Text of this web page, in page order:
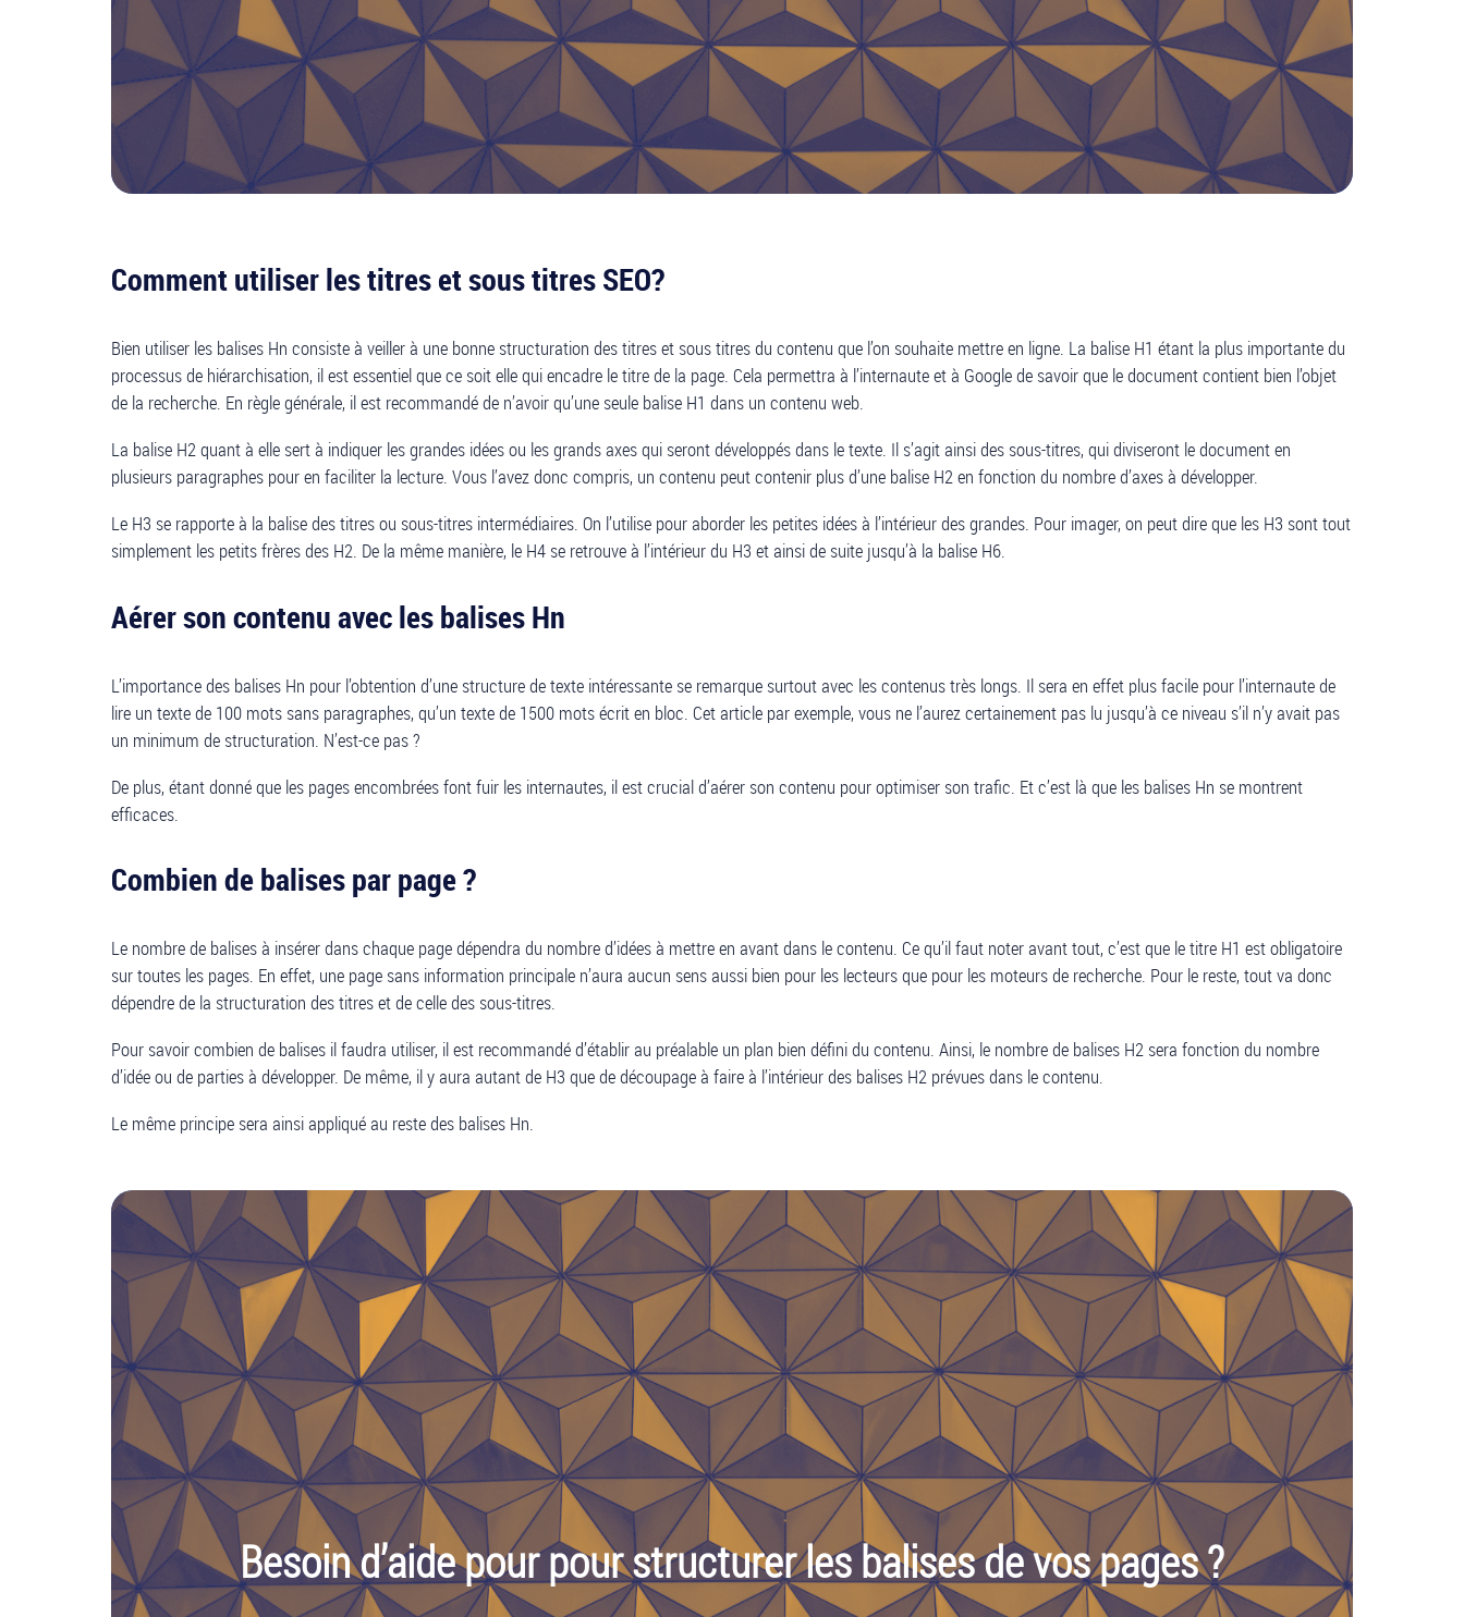
Comment utiliser les titres et sous titres SEO?
Bien utiliser les balises Hn consiste à veiller à une bonne structuration des titres et sous titres du contenu que l’on souhaite mettre en ligne. La balise H1 étant la plus importante du
processus de hiérarchisation, il est essentiel que ce soit elle qui encadre le titre de la page. Cela permettra à l’internaute et à Google de savoir que le document contient bien l’objet
de la recherche. En règle générale, il est recommandé de n’avoir qu’une seule balise H1 dans un contenu web.
La balise H2 quant à elle sert à indiquer les grandes idées ou les grands axes qui seront développés dans le texte. Il s’agit ainsi des sous-titres, qui diviseront le document en
plusieurs paragraphes pour en faciliter la lecture. Vous l’avez donc compris, un contenu peut contenir plus d’une balise H2 en fonction du nombre d’axes à développer.
Le H3 se rapporte à la balise des titres ou sous-titres intermédiaires. On l’utilise pour aborder les petites idées à l’intérieur des grandes. Pour imager, on peut dire que les H3 sont tout
simplement les petits frères des H2. De la même manière, le H4 se retrouve à l’intérieur du H3 et ainsi de suite jusqu’à la balise H6.
Aérer son contenu avec les balises Hn
L’importance des balises Hn pour l’obtention d’une structure de texte intéressante se remarque surtout avec les contenus très longs. Il sera en effet plus facile pour l’internaute de
lire un texte de 100 mots sans paragraphes, qu’un texte de 1500 mots écrit en bloc. Cet article par exemple, vous ne l’aurez certainement pas lu jusqu’à ce niveau s’il n’y avait pas
un minimum de structuration. N’est-ce pas ?
De plus, étant donné que les pages encombrées font fuir les internautes, il est crucial d’aérer son contenu pour optimiser son trafic. Et c’est là que les balises Hn se montrent
efficaces.
Combien de balises par page ?
Le nombre de balises à insérer dans chaque page dépendra du nombre d’idées à mettre en avant dans le contenu. Ce qu’il faut noter avant tout, c’est que le titre H1 est obligatoire
sur toutes les pages. En effet, une page sans information principale n’aura aucun sens aussi bien pour les lecteurs que pour les moteurs de recherche. Pour le reste, tout va donc
dépendre de la structuration des titres et de celle des sous-titres.
Pour savoir combien de balises il faudra utiliser, il est recommandé d’établir au préalable un plan bien défini du contenu. Ainsi, le nombre de balises H2 sera fonction du nombre
d’idée ou de parties à développer. De même, il y aura autant de H3 que de découpage à faire à l’intérieur des balises H2 prévues dans le contenu.
Le même principe sera ainsi appliqué au reste des balises Hn.
Besoin d’aide pour pour structurer les balises de vos pages ?